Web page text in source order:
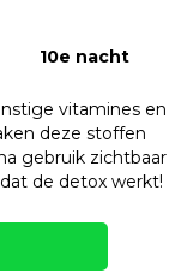
10e nacht
vitamines en
deze stoffen
gebruik zichtbaar
de detox werkt!